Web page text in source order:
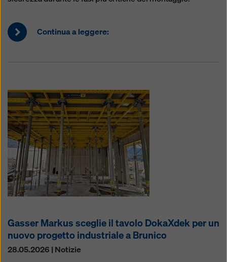
Continua a leggere:
Gasser Markus sceglie il tavolo DokaXdek per un
nuovo progetto industriale a Brunico
28.05.2026 | Notizie